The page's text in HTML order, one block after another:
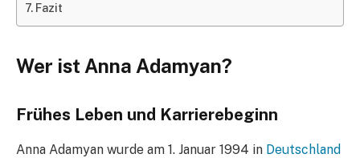
Fazit
Wer ist Anna Adamyan?
Frühes Leben und Karrierebeginn
Anna Adamyan wurde am 1. Januar 1994 in Deutschland